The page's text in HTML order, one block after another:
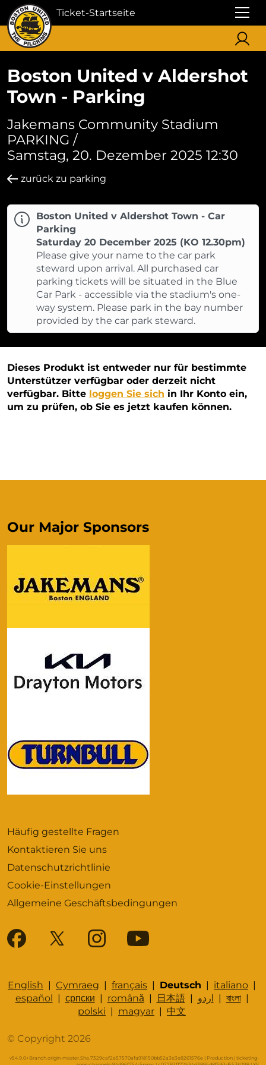
Ticket-Startseite
Boston United v Aldershot
Town - Parking
Jakemans Community Stadium
PARKING /
Samstag, 20. Dezember 2025 12:30
zurück zu parking
Boston United v Aldershot Town - Car
Parking
Saturday 20 December 2025 (KO 12.30pm)
Please give your name to the car park
steward upon arrival. All purchased car
parking tickets will be situated in the Blue
Car Park - accessible via the stadium's one-
way system. Please park in the bay number
provided by the car park steward.
Dieses Produkt ist entweder nur für bestimmte
Unterstützer verfügbar oder derzeit nicht
verfügbar. Bitte loggen Sie sich in Ihr Konto ein,
um zu prüfen, ob Sie es jetzt kaufen können.
Häufig gestellte Fragen
Kontaktieren Sie uns
Datenschutzrichtlinie
Cookie-Einstellungen
Allgemeine Geschäftsbedingungen
Our Major Sponsors
English | Cymraeg | français | Deutsch | italiano |
español | српски | română| 日本語| اردو | বাংলা|
polski | magyar | 中文
© Copyright 2026
v54.9.0+Branch.origin-master.Sha.7329caf2e57570afa918150bb52a3e3e8261576e | Production | ticketing-